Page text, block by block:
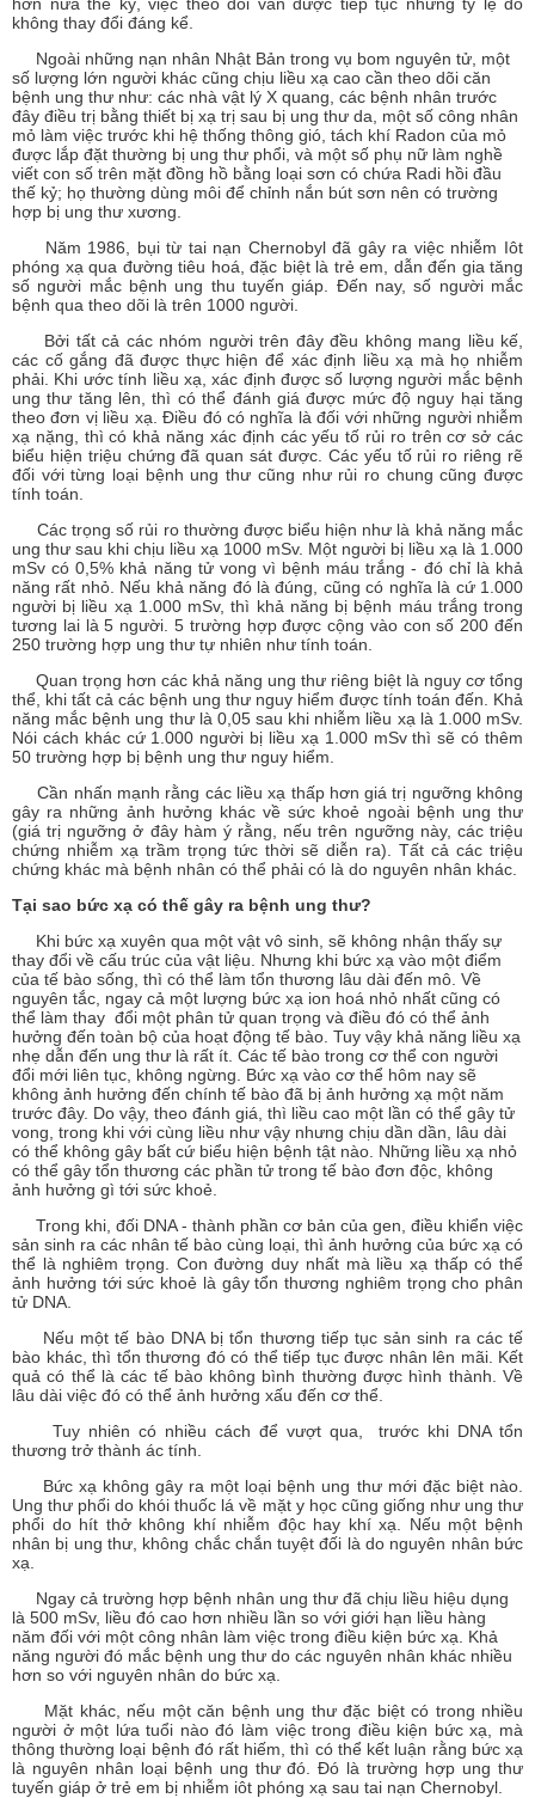
không thay đổi đáng kể.
Ngoài những nạn nhân Nhật Bản trong vụ bom nguyên tử, một
số lượng lớn người khác cũng chịu liều xạ cao cần theo dõi căn
bệnh ung thư như: các nhà vật lý X quang, các bệnh nhân trước
đây điều trị bằng thiết bị xạ trị sau bị ung thư da, một số công nhân
mỏ làm việc trước khi hệ thống thông gió, tách khí Radon của mỏ
được lắp đặt thường bị ung thư phổi, và một số phụ nữ làm nghề
viết con số trên mặt đồng hồ bằng loại sơn có chứa Radi hồi đầu
thế kỷ; họ thường dùng môi để chỉnh nắn bút sơn nên có trường
hợp bị ung thư xương.
Năm 1986, bụi từ tai nạn Chernobyl đã gây ra việc nhiễm Iôt
phóng xạ qua đường tiêu hoá, đặc biệt là trẻ em, dẫn đến gia tăng
số người mắc bệnh ung thu tuyến giáp. Đến nay, số người mắc
bệnh qua theo dõi là trên 1000 người.
Bởi tất cả các nhóm người trên đây đều không mang liều kế,
các cố gắng đã được thực hiện để xác định liều xạ mà họ nhiễm
phải. Khi ước tính liều xạ, xác định được số lượng người mắc bệnh
ung thư tăng lên, thì có thể đánh giá được mức độ nguy hại tăng
theo đơn vị liều xạ. Điều đó có nghĩa là đối với những người nhiễm
xạ nặng, thì có khả năng xác định các yếu tố rủi ro trên cơ sở các
biểu hiện triệu chứng đã quan sát được. Các yếu tố rủi ro riêng rẽ
đối với từng loại bệnh ung thư cũng như rủi ro chung cũng được
tính toán.
Các trọng số rủi ro thường được biểu hiện như là khả năng mắc
ung thư sau khi chịu liều xạ 1000 mSv. Một người bị liều xạ là 1.000
mSv có 0,5% khả năng tử vong vì bệnh máu trắng - đó chỉ là khả
năng rất nhỏ. Nếu khả năng đó là đúng, cũng có nghĩa là cứ 1.000
người bị liều xạ 1.000 mSv, thì khả năng bị bệnh máu trắng trong
tương lai là 5 người. 5 trường hợp được cộng vào con số 200 đến
250 trường hợp ung thư tự nhiên như tính toán.
Quan trọng hơn các khả năng ung thư riêng biệt là nguy cơ tổng
thể, khi tất cả các bệnh ung thư nguy hiểm được tính toán đến. Khả
năng mắc bệnh ung thư là 0,05 sau khi nhiễm liều xạ là 1.000 mSv.
Nói cách khác cứ 1.000 người bị liều xạ 1.000 mSv thì sẽ có thêm
50 trường hợp bị bệnh ung thư nguy hiểm.
Cần nhấn mạnh rằng các liều xạ thấp hơn giá trị ngưỡng không
gây ra những ảnh hưởng khác về sức khoẻ ngoài bệnh ung thư
(giá trị ngưỡng ở đây hàm ý rằng, nếu trên ngưỡng này, các triệu
chứng nhiễm xạ trầm trọng tức thời sẽ diễn ra). Tất cả các triệu
chứng khác mà bệnh nhân có thể phải có là do nguyên nhân khác.
Tại sao bức xạ có thế gây ra bệnh ung thư?
Khi bức xạ xuyên qua một vật vô sinh, sẽ không nhận thấy sự
thay đổi về cấu trúc của vật liệu. Nhưng khi bức xạ vào một điểm
của tế bào sống, thì có thể làm tổn thương lâu dài đến mô. Về
nguyên tắc, ngay cả một lượng bức xạ ion hoá nhỏ nhất cũng có
thể làm thay đổi một phân tử quan trọng và điều đó có thể ảnh
hưởng đến toàn bộ của hoạt động tế bào. Tuy vậy khả năng liều xạ
nhẹ dẫn đến ung thư là rất ít. Các tế bào trong cơ thể con người
đổi mới liên tục, không ngừng. Bức xạ vào cơ thể hôm nay sẽ
không ảnh hưởng đến chính tế bào đã bị ảnh hưởng xạ một năm
trước đây. Do vậy, theo đánh giá, thì liều cao một lần có thể gây tử
vong, trong khi với cùng liều như vậy nhưng chịu dần dần, lâu dài
có thể không gây bất cứ biểu hiện bệnh tật nào. Những liều xạ nhỏ
có thể gây tổn thương các phần tử trong tế bào đơn độc, không
ảnh hưởng gì tới sức khoẻ.
Trong khi, đối DNA - thành phần cơ bản của gen, điều khiển việc
sản sinh ra các nhân tế bào cùng loại, thì ảnh hưởng của bức xạ có
thể là nghiêm trọng. Con đường duy nhất mà liều xạ thấp có thể
ảnh hưởng tới sức khoẻ là gây tổn thương nghiêm trọng cho phân
tử DNA.
Nếu một tế bào DNA bị tổn thương tiếp tục sản sinh ra các tế
bào khác, thì tổn thương đó có thể tiếp tục được nhân lên mãi. Kết
quả có thể là các tế bào không bình thường được hình thành. Về
lâu dài việc đó có thể ảnh hưởng xấu đến cơ thể.
Tuy nhiên có nhiều cách để vượt qua, trước khi DNA tổn
thương trở thành ác tính.
Bức xạ không gây ra một loại bệnh ung thư mới đặc biệt nào.
Ung thư phổi do khói thuốc lá về mặt y học cũng giống như ung thư
phổi do hít thở không khí nhiễm độc hay khí xạ. Nếu một bệnh
nhân bị ung thư, không chắc chắn tuyệt đối là do nguyên nhân bức
xạ.
Ngay cả trường hợp bệnh nhân ung thư đã chịu liều hiệu dụng
là 500 mSv, liều đó cao hơn nhiều lần so với giới hạn liều hàng
năm đối với một công nhân làm việc trong điều kiện bức xạ. Khả
năng người đó mắc bệnh ung thư do các nguyên nhân khác nhiều
hơn so với nguyên nhân do bức xạ.
Mặt khác, nếu một căn bệnh ung thư đặc biệt có trong nhiều
người ở một lứa tuổi nào đó làm việc trong điều kiện bức xạ, mà
thông thường loại bệnh đó rất hiếm, thì có thể kết luận rằng bức xạ
là nguyên nhân loại bệnh ung thư đó. Đó là trường hợp ung thư
tuyến giáp ở trẻ em bị nhiễm iôt phóng xạ sau tai nạn Chernobyl.